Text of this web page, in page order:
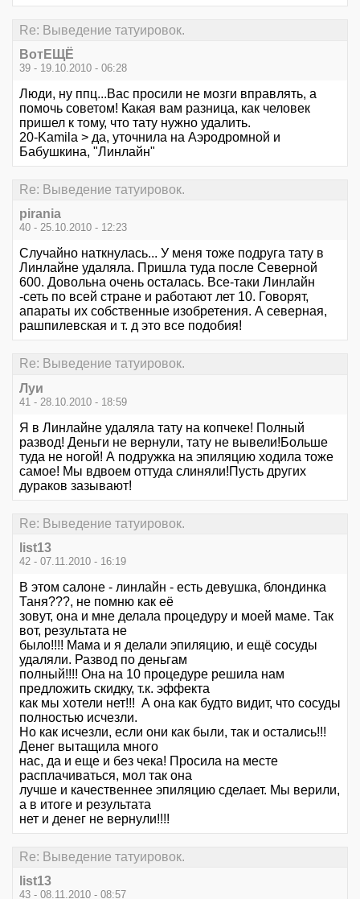
Re: Выведение татуировок.
ВотЕЩЁ
39 - 19.10.2010 - 06:28
Люди, ну ппц...Вас просили не мозги вправлять, а
помочь советом! Какая вам разница, как человек
пришел к тому, что тату нужно удалить.
20-Kamila > да, уточнила на Аэродромной и
Бабушкина, "Линлайн"
Re: Выведение татуировок.
pirania
40 - 25.10.2010 - 12:23
Случайно наткнулась... У меня тоже подруга тату в
Линлайне удаляла. Пришла туда после Северной
600. Довольна очень осталась. Все-таки Линлайн
-сеть по всей стране и работают лет 10. Говорят,
апараты их собственные изобретения. А северная,
рашпилевская и т. д это все подобия!
Re: Выведение татуировок.
Луи
41 - 28.10.2010 - 18:59
Я в Линлайне удаляла тату на копчеке! Полный
развод! Деньги не вернули, тату не вывели!Больше
туда не ногой! А подружка на эпиляцию ходила тоже
самое! Мы вдвоем оттуда слиняли!Пусть других
дураков зазывают!
Re: Выведение татуировок.
list13
42 - 07.11.2010 - 16:19
В этом салоне - линлайн - есть девушка, блондинка
Таня???, не помню как её
зовут, она и мне делала процедуру и моей маме. Так
вот, результата не
было!!!! Мама и я делали эпиляцию, и ещё сосуды
удаляли. Развод по деньгам
полный!!!! Она на 10 процедуре решила нам
предложить скидку, т.к. эффекта
как мы хотели нет!!! А она как будто видит, что сосуды
полностью исчезли.
Но как исчезли, если они как были, так и остались!!!
Денег вытащила много
нас, да и еще и без чека! Просила на месте
расплачиваться, мол так она
лучше и качественнее эпиляцию сделает. Мы верили,
а в итоге и результата
нет и денег не вернули!!!!
Re: Выведение татуировок.
list13
43 - 08.11.2010 - 08:57